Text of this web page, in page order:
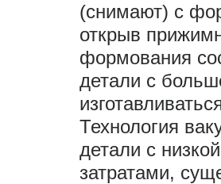
(снимают) с
открыв
формования
детали с
Технология
детали с
затратами,